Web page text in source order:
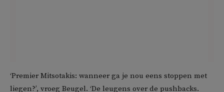
‘Premier Mitsotakis: wanneer ga je nou eens stoppen met
liegen?’, vroeg Beugel. ‘De leugens over de pushbacks.